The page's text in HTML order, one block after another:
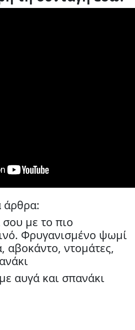
άρθρα:
με το πιο
Φρυγανισμένο ψωμί
αβοκάντο, ντομάτες,
αυγά και σπανάκι